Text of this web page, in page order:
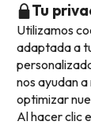
Métodos de
Tu
Utilizamos
adaptada a
nos ayudan
optimizar
Al hacer clic